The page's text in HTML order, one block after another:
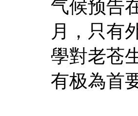
气候预告
月，只有
學對老苍
有极為首